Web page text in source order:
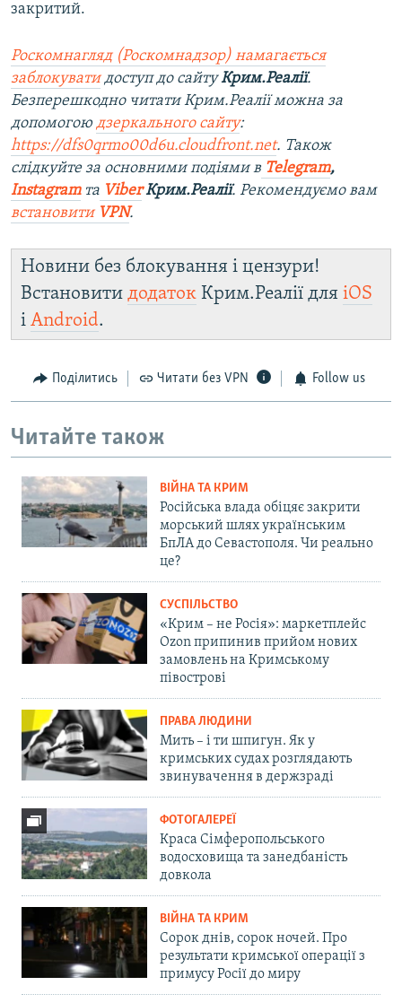
закритий.
Роскомнагляд (Роскомнадзор) намагається
заблокуватидоступ до сайтуКрим.Реалії.
Безперешкодно читати Крим.Реалії можна за
допомогою дзеркального сайту:
https://dfs0qrmo00d6u.cloudfront.net. Також
слідкуйте за основними подіями в Telegram,
Instagramта ViberКрим.Реалії. Рекомендуємо вам
встановити VPN.
Новини без блокування і цензури!
Встановити додаток Крим.Реалії для iOS
і Android.
Поділитись Читати без VPN Follow us
Читайте також
ВІЙНА ТА КРИМ
Російська влада обіцяє закрити
морський шлях українським
БпЛА до Севастополя. Чи реально
це?
СУСПІЛЬСТВО
«Крим – не Росія»: маркетплейс
Ozon припинив прийом нових
замовлень на Кримському
півострові
ПРАВА ЛЮДИНИ
Мить – і ти шпигун. Як у
кримських судах розглядають
звинувачення в держзраді
ФОТОГАЛЕРЕЇ
Краса Сімферопольського
водосховища та занедбаність
довкола
ВІЙНА ТА КРИМ
Сорок днів, сорок ночей. Про
результати кримської операції з
примусу Росії до миру